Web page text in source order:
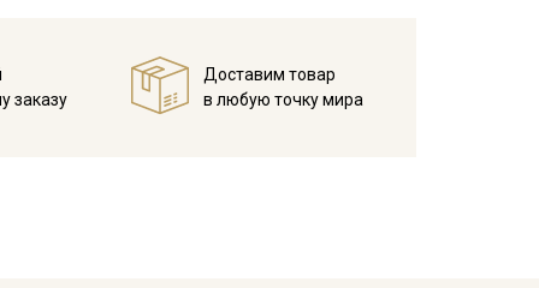
изнанку)
заказу
Доставим товар
в любую точку мира